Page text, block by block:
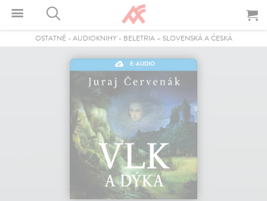
OSTATNÉ- AUDIOKNIHY- BELETRIA – SLOVENSKÁ A ČESKÁ
E-AUDIO